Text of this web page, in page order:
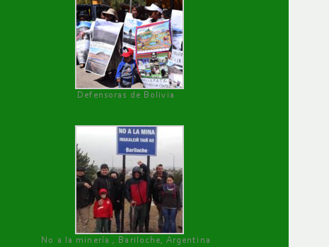
Defensoras de Bolivia
No a la minería , Bariloche, Argentina